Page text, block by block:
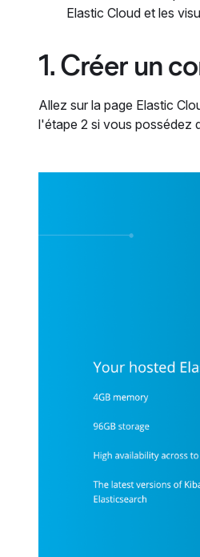
Elastic Cloud et les
1. Créer un
Allez sur la page Elastic
l'étape 2 si vous possédez